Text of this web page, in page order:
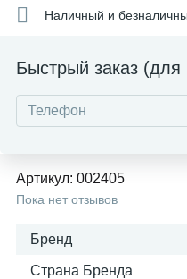
Наличный и
Быстрый заказ
Артикул: 002405
Пока нет отзывов
Бренд
Страна Бренда